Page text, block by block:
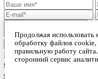
Продолжая использовать
обработку файлов
правильную работу
сторонний сервис
Нажимая на кнопку, я
соглашенияи даю Согласие
данных